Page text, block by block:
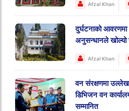
Afzal Khan
दुर्घटनाको आवरणमा
अनुसन्धानले खोल्यो
Afzal Khan
वन संरक्षणमा
डिभिजन वन
सम्मानित